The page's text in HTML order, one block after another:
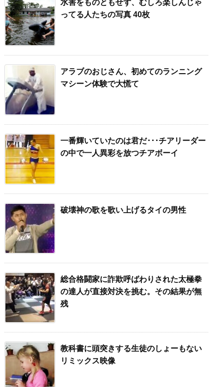
水害をものともせず、むしろ楽しんじゃ
ってる人たちの写真 40枚
アラブのおじさん、初めてのランニング
マシーン体験で大慌て
一番輝いていたのは君だ･･･チアリーダー
の中で一人異彩を放つチアボーイ
破壊神の歌を歌い上げるタイの男性
総合格闘家に詐欺呼ばわりされた太極拳
の達人が直接対決を挑む。その結果が無
残
教科書に頭突きする生徒のしょーもない
リミックス映像